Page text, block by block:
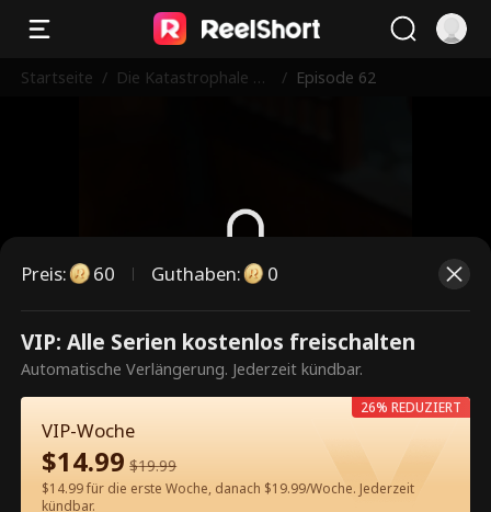
Startseite / Die Katastrophale Ko
/ Episode 62
Dies ist eine kostenpflichtige
Episode. Bitte entsperren, um
weiterzusehen.
60Jetzt entsperren
Preis: 60 Guthaben: 0
VIP: Alle Serien kostenlos freischalten
Automatische Verlängerung. Jederzeit kündbar.
VIP-Woche
$14.99 $19.99
$14.99 für die erste Woche, danach $19.99/Woche. Jederzeit
kündbar.
26% REDUZIERT